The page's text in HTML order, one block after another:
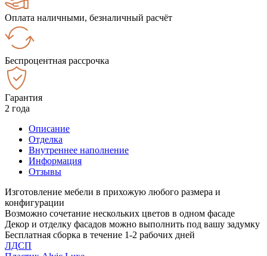
Оплата наличными, безналичный расчёт
Беспроцентная рассрочка
Гарантия
2 года
Описание
Отделка
Внутреннее наполнение
Информация
Отзывы
Изготовление мебели в прихожую любого размера и
конфигурации
Возможно сочетание нескольких цветов в одном фасаде
Декор и отделку фасадов можно выполнить под вашу задумку
Бесплатная сборка в течение 1-2 рабочих дней
ЛДСП